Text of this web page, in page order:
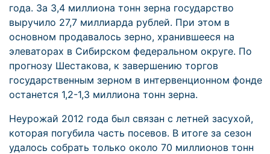
года. За 3,4 миллиона тонн зерна государство
выручило 27,7 миллиарда рублей. При этом в
основном продавалось зерно, хранившееся на
элеваторах в Сибирском федеральном округе. По
прогнозу Шестакова, к завершению торгов
государственным зерном в интервенционном фонде
останется 1,2-1,3 миллиона тонн зерна.
Неурожай 2012 года был связан с летней засухой,
которая погубила часть посевов. В итоге за сезон
удалось собрать только около 70 миллионов тонн